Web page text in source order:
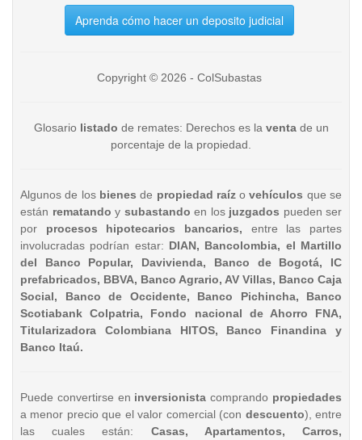
Aprenda cómo hacer un deposito judicial
Copyright © 2026 - ColSubastas
Glosario listado de remates: Derechos es la ventade un
porcentaje de la propiedad.
Algunos de los bienesde propiedad raízo vehículos que se
están rematando y subastando en los juzgados pueden ser
por procesos hipotecarios bancarios, entre las partes
involucradas podrían estar: DIAN, Bancolombia, el Martillo
del Banco Popular, Davivienda, Banco de Bogotá, IC
prefabricados, BBVA, Banco Agrario, AV Villas, Banco Caja
Social, Banco de Occidente, Banco Pichincha, Banco
Scotiabank Colpatria, Fondo nacional de Ahorro FNA,
Titularizadora Colombiana HITOS, Banco Finandina y
Banco Itaú.
Puede convertirse en inversionista comprando propiedades
a menor precio que el valor comercial (con descuento), entre
las cuales están: Casas, Apartamentos, Carros,